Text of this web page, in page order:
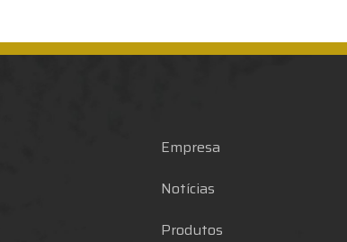
Empresa
Notícias
Produtos